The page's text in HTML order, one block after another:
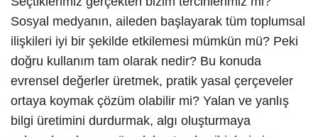
Sosyal medyanın, aileden başlayarak tüm toplumsal
ilişkileri iyi bir şekilde etkilemesi mümkün mü? Peki
doğru kullanım tam olarak nedir? Bu konuda
evrensel değerler üretmek, pratik yasal çerçeveler
ortaya koymak çözüm olabilir mi? Yalan ve yanlış
bilgi üretimini durdurmak, algı oluşturmaya